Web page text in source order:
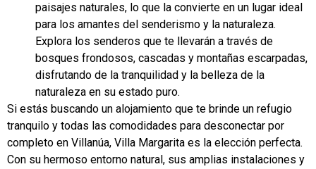
paisajes naturales, lo que la convierte en un lugar ideal
para los amantes del senderismo y la naturaleza.
Explora los senderos que te llevarán a través de
bosques frondosos, cascadas y montañas escarpadas,
disfrutando de la tranquilidad y la belleza de la
naturaleza en su estado puro.
Si estás buscando un alojamiento que te brinde un refugio
tranquilo y todas las comodidades para desconectar por
completo en Villanúa, Villa Margarita es la elección perfecta.
Con su hermoso entorno natural, sus amplias instalaciones y